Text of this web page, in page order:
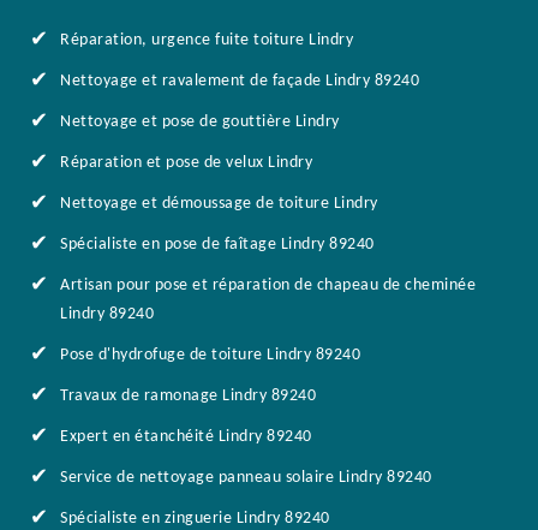
Réparation, urgence fuite toiture Lindry
Nettoyage et ravalement de façade Lindry 89240
Nettoyage et pose de gouttière Lindry
Réparation et pose de velux Lindry
Nettoyage et démoussage de toiture Lindry
Spécialiste en pose de faîtage Lindry 89240
Artisan pour pose et réparation de chapeau de cheminée
Lindry 89240
Pose d'hydrofuge de toiture Lindry 89240
Travaux de ramonage Lindry 89240
Expert en étanchéité Lindry 89240
Service de nettoyage panneau solaire Lindry 89240
Spécialiste en zinguerie Lindry 89240